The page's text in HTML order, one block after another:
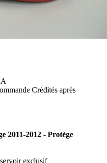
Crédités après
2011-2012 - Protège
exclusif